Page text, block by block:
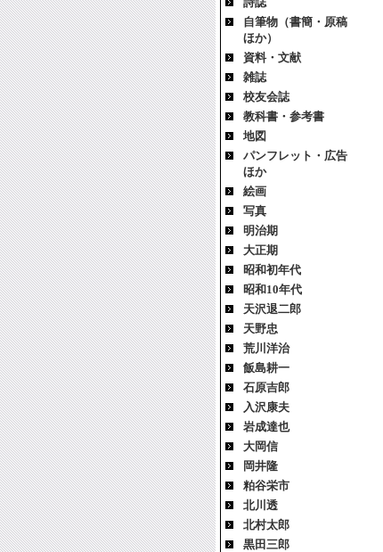
自筆物（書簡・原稿
ほか）
資料・文献
雑誌
校友会誌
教科書・参考書
地図
パンフレット・広告
ほか
絵画
写真
明治期
大正期
昭和初年代
昭和10年代
天沢退二郎
天野忠
荒川洋治
飯島耕一
石原吉郎
入沢康夫
岩成達也
大岡信
岡井隆
粕谷栄市
北川透
北村太郎
黒田三郎